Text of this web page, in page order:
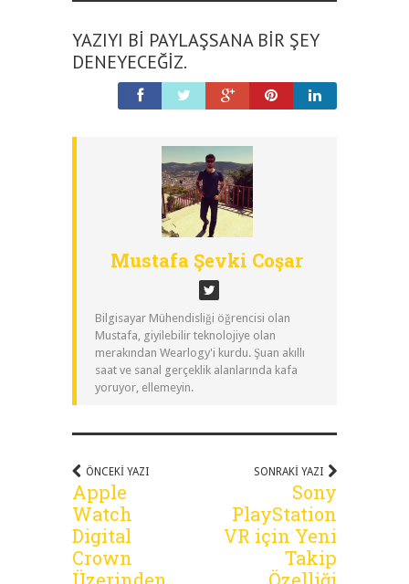
YAZIYI BI PAYLAŞSANA BIR ŞEY
DENEYECEĞIZ.
Mustafa Şevki Coşar
Bilgisayar Mühendisliği öğrencisi olan
Mustafa, giyilebilir teknolojiye olan
merakından Wearlogy'i kurdu. Şuan akıllı
saat ve sanal gerçeklik alanlarında kafa
yoruyor, ellemeyin.
ÖNCEKI YAZI
Apple
Watch
Digital
Crown
Üzerinden
SONRAKI YAZI
Sony
PlayStation
VR için Yeni
Takip
Özelliği